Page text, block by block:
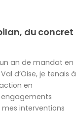
du concret
an de mandat en
d’Oise, je tenais à
en
interventions